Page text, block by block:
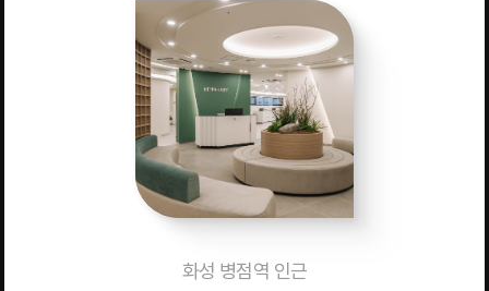
화성 병점역 인근